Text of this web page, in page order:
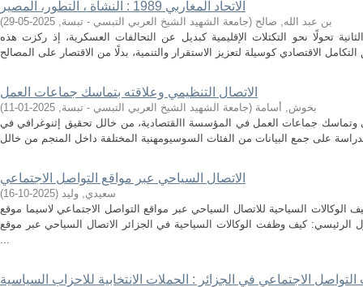
الاتحاد المغاربي 1989 : النشاة ، التطور، المصير
بن عبد الله, صالح (جامعة الشهيد الشيخ العربي التبسي - تبسة,
2025-05-29
)
تحولًا نحو التكتلات الإقليمية كبديل عن التحالفات العسكرية، إذ ركزت هذه
الاتصال التنظيمي وعلاقته بتماسك جماعات العمل
بخوش, أسامة (جامعة الشهيد الشيخ العربي التبسي - تبسة,
2025-01-11
)
وتماسك جماعات العمل في المؤسسة االقتصادية، من خالل تحقيق إثنوغرافي في
الاتصال السياحي عبر مواقع التواصل الاجتماعي
سعيدي, وليد (
2025-10-16
)
السياحية للاتصال السياحي عبر مواقع التواصل الاجتماعي لاسيما موقع
الرئيسي: كيف وظفت الوكالات السياحية في الجزائر الاتصال السياحي عبر موقع
...
الاجتماعي في الجزائر : الحملات الانتخابية للاحزاب السياسية